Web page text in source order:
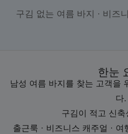
구김 없는 여름 바지 · 비즈
한눈
남성 여름 바지를 찾는 고객을
다.
구김이 적고 신축
출근룩 · 비즈니스 캐주얼 ·